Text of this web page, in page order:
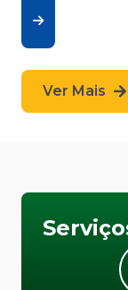
Ver Mais